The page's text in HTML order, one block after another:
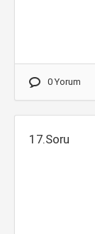
0 Yorum
17.Soru